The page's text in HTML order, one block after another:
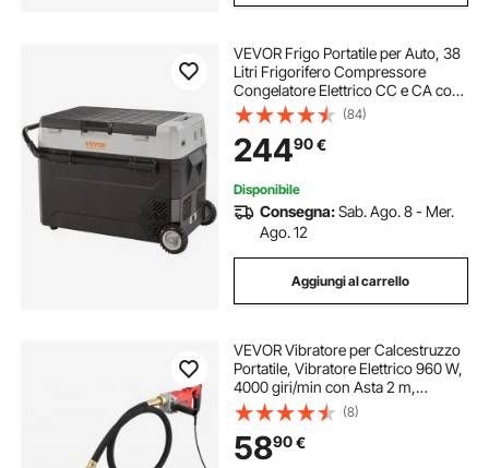
VEVOR Frigo Portatile per Auto, 38
Litri Frigorifero Compressore
Congelatore Elettrico CC e CA con
Manico Telescopico e Ruote per
Campeggio 0,6kW.h Da -20°C a
10°C Regolabile per Auto Camion
Barca
(84)
24490€
Disponibile
Consegna:Sab. Ago. 8 - Mer.
Ago. 12
Aggiungi al carrello
VEVOR Vibratore per Calcestruzzo
Portatile, Vibratore Elettrico 960 W,
4000 giri/min con Asta 2 m,
Utensile Vibrazione Calcestruzzo,
Vibratore per Cemento Portatile a
Matita, Rimuove Bolle d'Aria
(8)
5890€